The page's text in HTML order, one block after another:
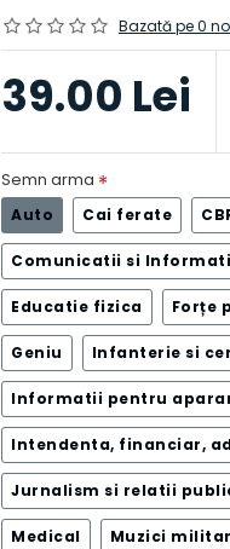
Bazată pe 0
39.00 Lei
Semn arma
Auto Cai ferate
Comunicatii si
Educatie fizica Forțe
Geniu Infanterie si
Informatii pentru
Intendenta, financiar,
Jurnalism si relatii
Medical Muzici